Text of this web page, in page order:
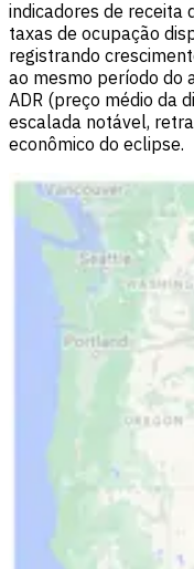
indicadores de receita
taxas de ocupação
registrando
ao mesmo período do
ADR (preço médio da
escalada notável,
econômico do eclipse.